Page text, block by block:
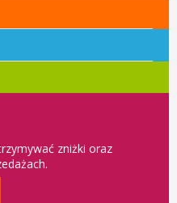
zniżki oraz